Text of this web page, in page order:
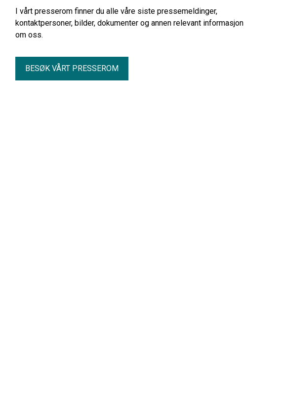
I vårt presserom finner du alle våre siste pressemeldinger,
kontaktpersoner, bilder, dokumenter og annen relevant informasjon
om oss.
BESØK VÅRT PRESSEROM